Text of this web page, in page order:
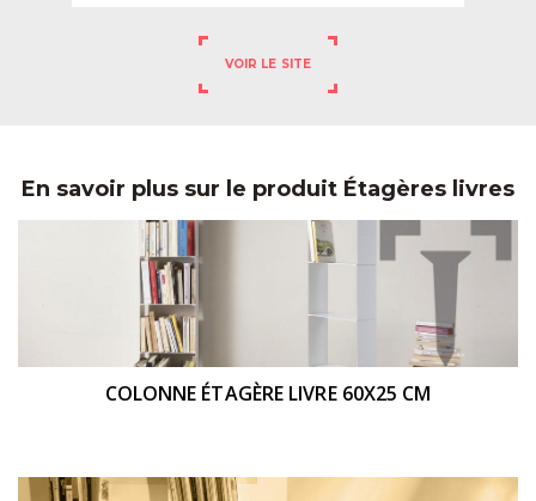
VOIR LE SITE
En savoir plus sur le produit Étagères livres
COLONNE ÉTAGÈRE LIVRE 60X25 CM